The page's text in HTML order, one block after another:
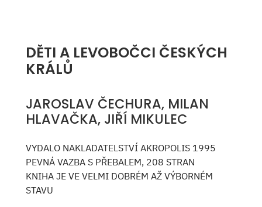
DĚTI A LEVOBOČCI ČESKÝCH
KRÁLŮ
JAROSLAV ČECHURA, MILAN
HLAVAČKA, JIŘÍ MIKULEC
VYDALO NAKLADATELSTVÍ AKROPOLIS 1995
PEVNÁ VAZBA S PŘEBALEM, 208 STRAN
KNIHA JE VE VELMI DOBRÉM AŽ VÝBORNÉM
STAVU